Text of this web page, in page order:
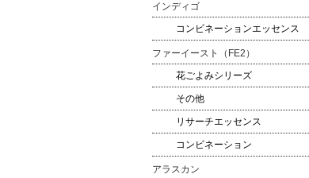
インディゴ
コンビネーションエッセンス
ファーイースト（FE2）
花ごよみシリーズ
その他
リサーチエッセンス
コンビネーション
アラスカン